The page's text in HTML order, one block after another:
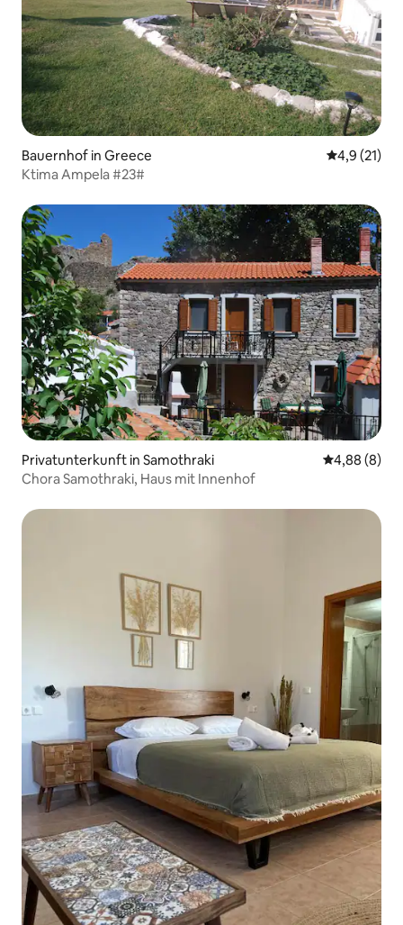
Bauernhof in Greece
4,9 (21)
Ktima Ampela #23#
Privatunterkunft in Samothraki
4,88 (8)
Chora Samothraki, Haus mit Innenhof